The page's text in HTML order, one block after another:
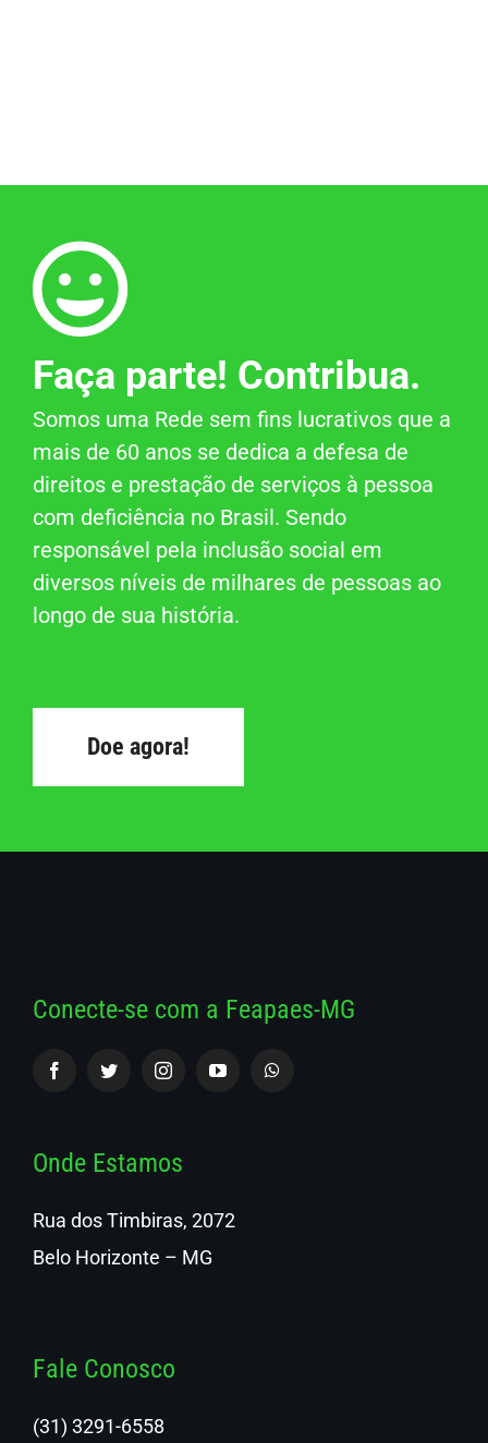
Faça parte! Contribua.
Somos uma Rede sem fins lucrativos que a
mais de 60 anos se dedica a defesa de
direitos e prestação de serviços à pessoa
com deficiência no Brasil. Sendo
responsável pela inclusão social em
diversos níveis de milhares de pessoas ao
longo de sua história.
Doe agora!
Conecte-se com a Feapaes-MG
Onde Estamos
Rua dos Timbiras, 2072
Belo Horizonte – MG
Fale Conosco
(31) 3291-6558